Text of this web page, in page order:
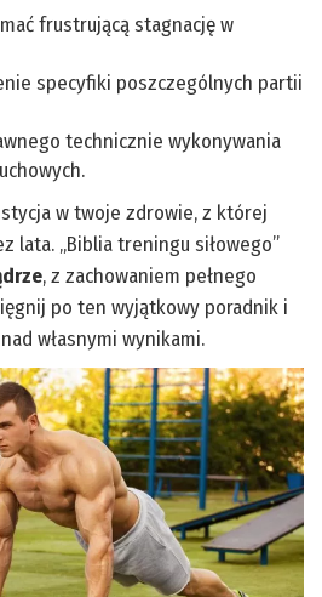
frustrującą stagnację w
specyfiki poszczególnych partii
technicznie wykonywania
w twoje zdrowie, z której
lata. „Biblia treningu siłowego”
, z zachowaniem pełnego
po ten wyjątkowy poradnik i
własnymi wynikami.